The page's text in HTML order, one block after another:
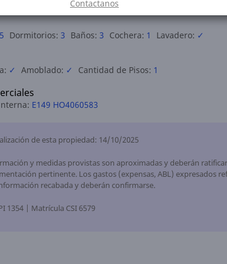
5 Dormitorios: 3 Baños: 3 Cochera: 1 Lavadero: ✓
✓ Amoblado: ✓ Cantidad de Pisos: 1
E149 HO4060583
de esta propiedad: 14/10/2025
y medidas provistas son aproximadas y deberán
pertinente. Los gastos (expensas, ABL) expresados
recabada y deberán confirmarse.
1354 | Matrícula CSI 6579
Contactanos